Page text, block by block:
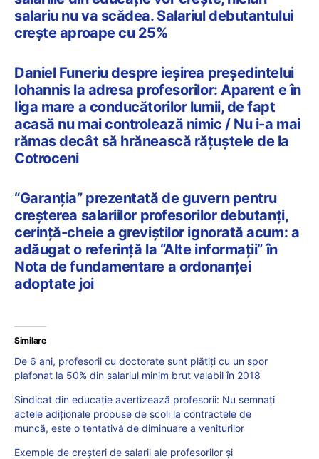
salariu nu va scădea. Salariul debutantului
crește aproape cu 25%
Daniel Funeriu despre ieșirea președintelui
Iohannis la adresa profesorilor: Aparent e în
liga mare a conducătorilor lumii, de fapt
acasă nu mai controlează nimic / Nu i-a mai
rămas decât să hrănească rățuștele de la
Cotroceni
“Garanția” prezentată de guvern pentru
creșterea salariilor profesorilor debutanți,
cerință-cheie a greviștilor ignorată acum: a
adăugat o referință la “Alte informații” în
Nota de fundamentare a ordonanței
adoptate joi
Similare
De 6 ani, profesorii cu doctorate sunt plătiți cu un spor
plafonat la 50% din salariul minim brut valabil în 2018
Sindicat din educație avertizează profesorii: Nu semnați
actele adiționale propuse de școli la contractele de
muncă, este o tentativă de diminuare a veniturilor
Exemple de creșteri de salarii ale profesorilor și